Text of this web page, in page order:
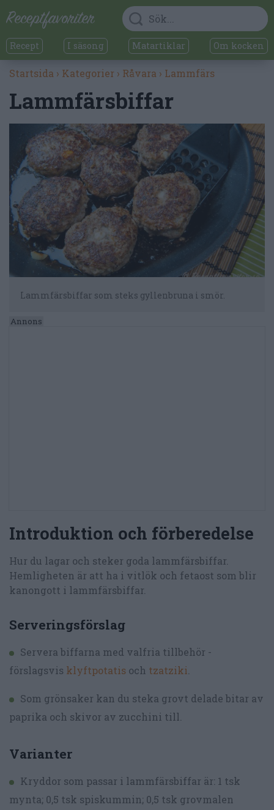
Recept I säsong Matartiklar Om kocken
Startsida › Kategorier › Råvara › Lammfärs
Lammfärsbiffar
Lammfärsbiffar som steks gyllenbruna i smör.
Introduktion och förberedelse
Hur du lagar och steker goda lammfärsbiffar.
Hemligheten är att ha i vitlök och fetaost som blir
kanongott i lammfärsbiffar.
Serveringsförslag
Servera biffarna med valfria tillbehör -
förslagsvis klyftpotatis och tzatziki.
Som grönsaker kan du steka grovt delade bitar av
paprika och skivor av zucchini till.
Varianter
Kryddor som passar i lammfärsbiffar är: 1 tsk
mynta; 0,5 tsk spiskummin; 0,5 tsk grovmalen